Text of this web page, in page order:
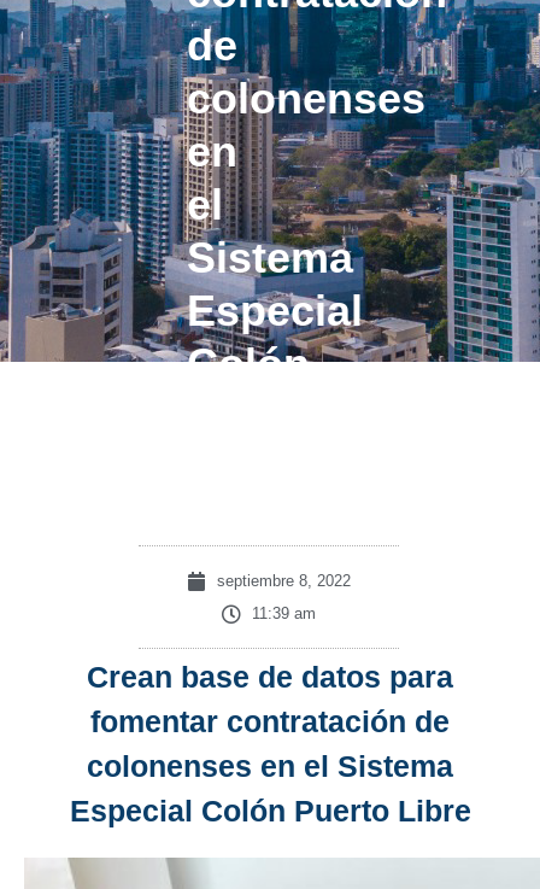
de
colonenses
en
el
Sistema
Especial
Colón
septiembre 8, 2022
11:39 am
Crean base de datos para
fomentar contratación de
colonenses en el Sistema
Especial Colón Puerto Libre